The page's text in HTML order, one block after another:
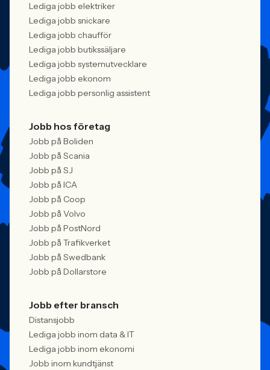
Lediga jobb elektriker
Lediga jobb snickare
Lediga jobb chaufför
Lediga jobb butikssäljare
Lediga jobb systemutvecklare
Lediga jobb ekonom
Lediga jobb personlig assistent
Jobb hos företag
Jobb på Boliden
Jobb på Scania
Jobb på SJ
Jobb på ICA
Jobb på Coop
Jobb på Volvo
Jobb på PostNord
Jobb på Trafikverket
Jobb på Swedbank
Jobb på Dollarstore
Jobb efter bransch
Distansjobb
Lediga jobb inom data & IT
Lediga jobb inom ekonomi
Jobb inom kundtjänst